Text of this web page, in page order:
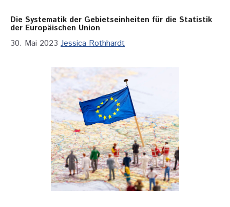
Die Systematik der Gebietseinheiten für die Statistik
der Europäischen Union
30. Mai 2023 Jessica Rothhardt